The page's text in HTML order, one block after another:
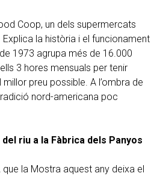
Coop, un dels supermercats
la història i el funcionament
1973 agrupa més de 16.000
3 hores mensuals per tenir
preu possible. A l’ombra de
nord-americana poc
riu a la Fàbrica dels Panyos
la Mostra aquest any deixa el